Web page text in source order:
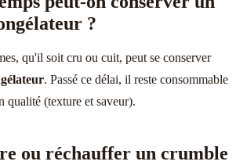
?
qu'il soit cru ou cuit, peut se conserver
. Passé ce délai, il reste consommable
qualité (texture et saveur).
ou réchauffer un crumble